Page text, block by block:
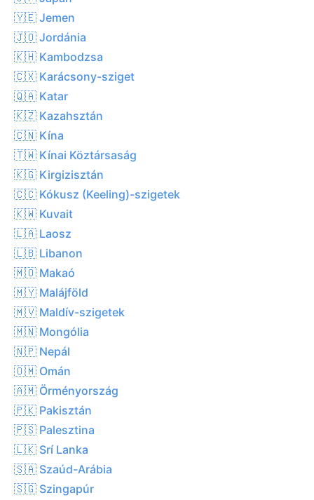
🇾🇪 Jemen
🇯🇴 Jordánia
🇰🇭 Kambodzsa
🇨🇽 Karácsony-sziget
🇶🇦 Katar
🇰🇿 Kazahsztán
🇨🇳 Kína
🇹🇼 Kínai Köztársaság
🇰🇬 Kirgizisztán
🇨🇨 Kókusz (Keeling)-szigetek
🇰🇼 Kuvait
🇱🇦 Laosz
🇱🇧 Libanon
🇲🇴 Makaó
🇲🇾 Malájföld
🇲🇻 Maldív-szigetek
🇲🇳 Mongólia
🇳🇵 Nepál
🇴🇲 Omán
🇦🇲 Örményország
🇵🇰 Pakisztán
🇵🇸 Palesztina
🇱🇰 Srí Lanka
🇸🇦 Szaúd-Arábia
🇸🇬 Szingapúr